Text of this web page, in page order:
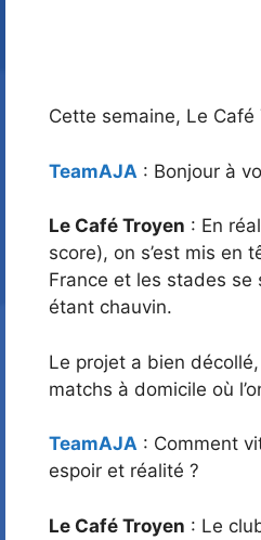
Cette semaine, Le
TeamAJA : Bonjour à
Le Café Troyen : En
score), on s’est mis en
France et les stades
étant chauvin.
Le projet a bien
matchs à domicile où
TeamAJA : Comment
espoir et réalité ?
Le Café Troyen : Le